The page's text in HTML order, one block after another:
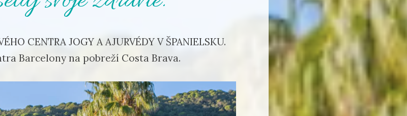
CENTRA JOGY A AJURVÉDY V ŠPANIELSKU.
Barcelony na pobreží Costa Brava.